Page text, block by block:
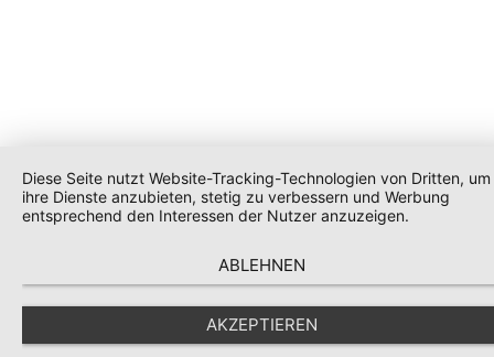
Diese Seite nutzt Website-Tracking-Technologien von Dritten, um
ihre Dienste anzubieten, stetig zu verbessern und Werbung
entsprechend den Interessen der Nutzer anzuzeigen.
ABLEHNEN
AKZEPTIEREN